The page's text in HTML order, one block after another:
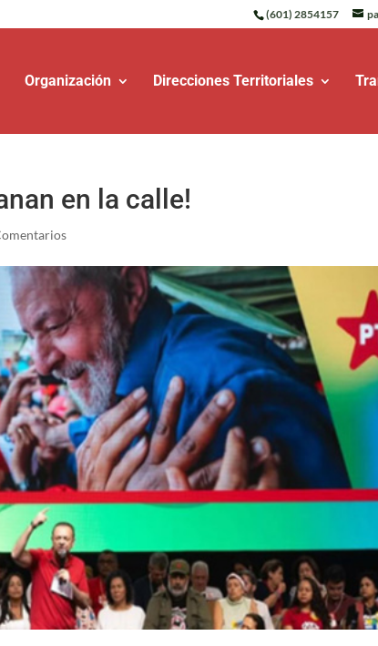
(601) 2854157
Organización Direcciones Territoriales
en la calle!